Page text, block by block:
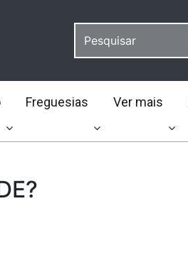
Freguesias Ver mais